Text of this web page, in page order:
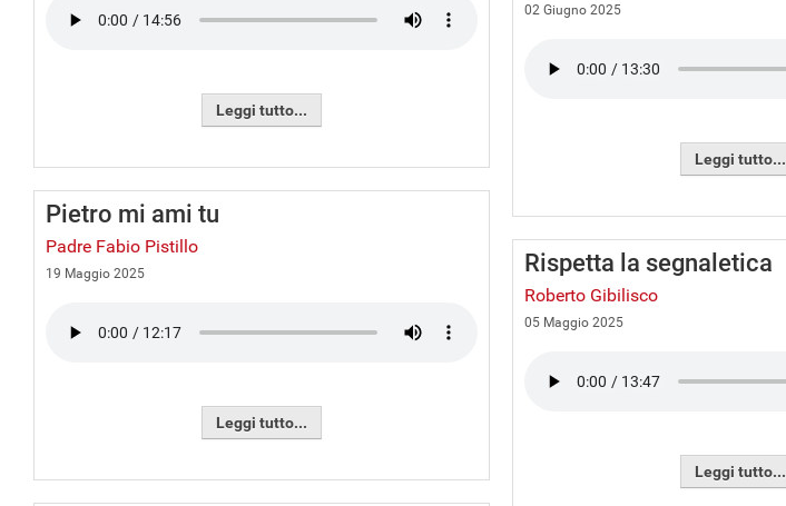
Leggi tutto...
Pietro mi ami tu
Padre Fabio Pistillo
19 Maggio 2025
Leggi tutto...
02 Giugno 2025
Leggi tutto...
Rispetta la segnaletica
Roberto Gibilisco
05 Maggio 2025
Leggi tutto...